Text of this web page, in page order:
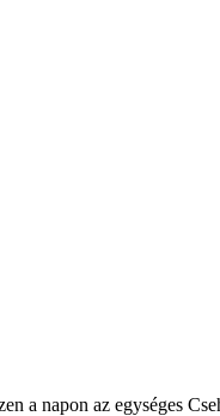
a napon az egységes